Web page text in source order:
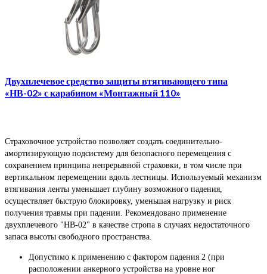
Двухплечевое средство защиты втягивающего типа
«НВ-02» с карабином «Монтажный 110»
Страховочное устройство позволяет создать соединительно-
амортизирующую подсистему для безопасного перемещения с
сохранением принципа непрерывной страховки, в том числе при
вертикальном перемещении вдоль лестницы. Используемый механизм
втягивания ленты уменьшает глубину возможного падения,
осуществляет быструю блокировку, уменьшая нагрузку и риск
получения травмы при падении. Рекомендовано применение
двухплечевого "НВ-02" в качестве стропа в случаях недостаточного
запаса высоты свободного пространства.
Допустимо к применению с фактором падения 2 (при
расположении анкерного устройства на уровне ног